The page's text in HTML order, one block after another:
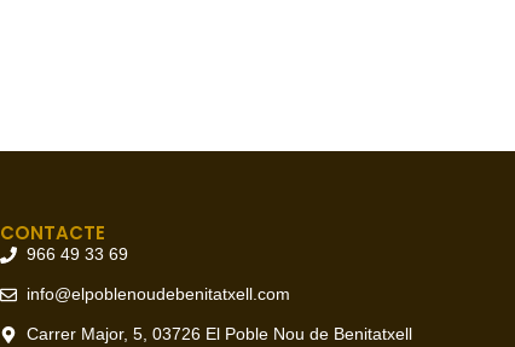
CONTACTE
966 49 33 69
info@elpoblenoudebenitatxell.com
Carrer Major, 5, 03726 El Poble Nou de Benitatxell